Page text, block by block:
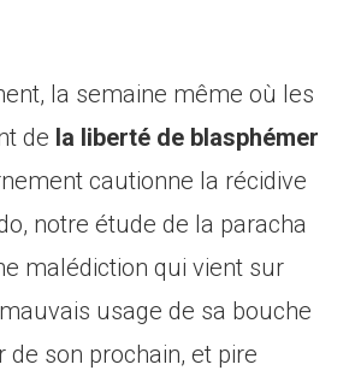
la semaine même où les
de la liberté de blasphémer
cautionne la récidive
notre étude de la paracha
malédiction qui vient sur
usage de sa bouche
son prochain, et pire